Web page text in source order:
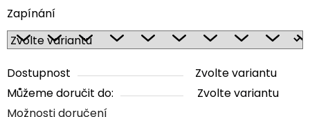
Zapínání
Dostupnost
Zvolte variantu
Můžeme doručit do:
Zvolte variantu
Možnosti doručení